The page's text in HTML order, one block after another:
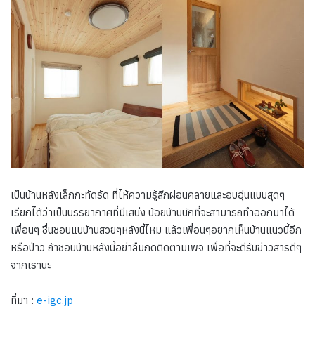
เป็นบ้านหลังเล็กกะทัดรัด ที่ไห้ความรู้สึกผ่อนคลายและอบอุ่นแบบสุดๆ
เรียกได้ว่าเป็นบรรยากาศที่มีเสน่ง น้อยบ้านนักที่จะสามารถทำออกมาได้
เพื่อนๆ ชื่นชอบแบบ้านสวยๆหลังนี้ไหม แล้วเพื่อนๆอยากเห็นบ้านแนวนี้อีก
หรือป่าว ถ้าชอบบ้านหลังนี้อย่าลืมกดติดตามเพจ เพื่อที่จะดีรับข่าวสารดีๆ
จากเรานะ
ที่มา : e-igc.jp